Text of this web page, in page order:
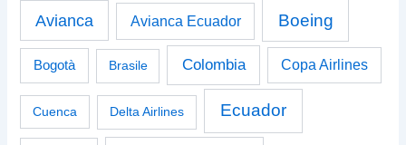
Avianca Avianca Ecuador Boeing
Bogotà Brasile Colombia Copa Airlines
Cuenca Delta Airlines Ecuador